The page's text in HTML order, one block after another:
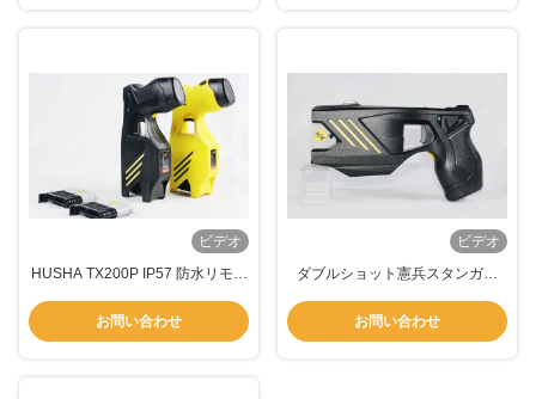
ビデオ
HUSHA TX200P IP57 防水リモコ
ッジとペッパースプレーを統合
お問い合わせ
ビデオ
ダブルショット憲兵スタンガン
ルレーザー & LED ライト付き
お問い合わせ